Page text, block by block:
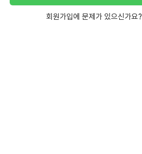
회원가입에 문제가 있으신가요?